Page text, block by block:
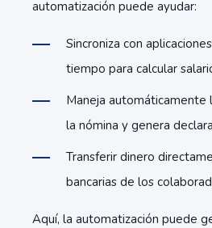
automatización puede ayudar:
Sincroniza con
tiempo para calcular
Maneja automáticamente
la nómina y genera
Transferir dinero
bancarias de los
Aquí, la automatización puede